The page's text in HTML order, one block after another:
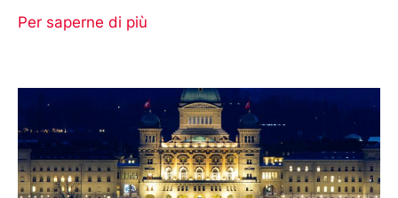
Per saperne di più